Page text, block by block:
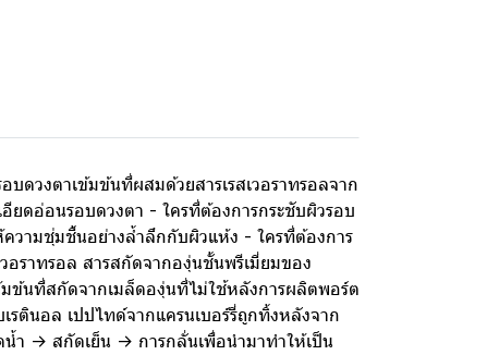
ดวงตาเข้มข้นที่ผสมด้วยสารเรสเวอราทรอลจาก
ยดอ่อนรอบดวงตา - ใครที่ต้องการกระชับผิวรอบ
วามชุ่มชื้นอย่างล้ำลึกกับผิวแห้ง - ใครที่ต้องการ
ราทรอล สารสกัดจากองุ่นชั้นพรีเมี่ยมของ
ข้นที่สกัดจากเมล็ดองุ่นที่ไม่ใช้หลังการผลิตพอร์ต
ตินอล เปปไทด์จากแครนเบอร์รี่ถูกทิ้งหลังจาก
ำ -> สกัดเย็น -> การกลั่นเพื่อนำมาทำให้เป็น